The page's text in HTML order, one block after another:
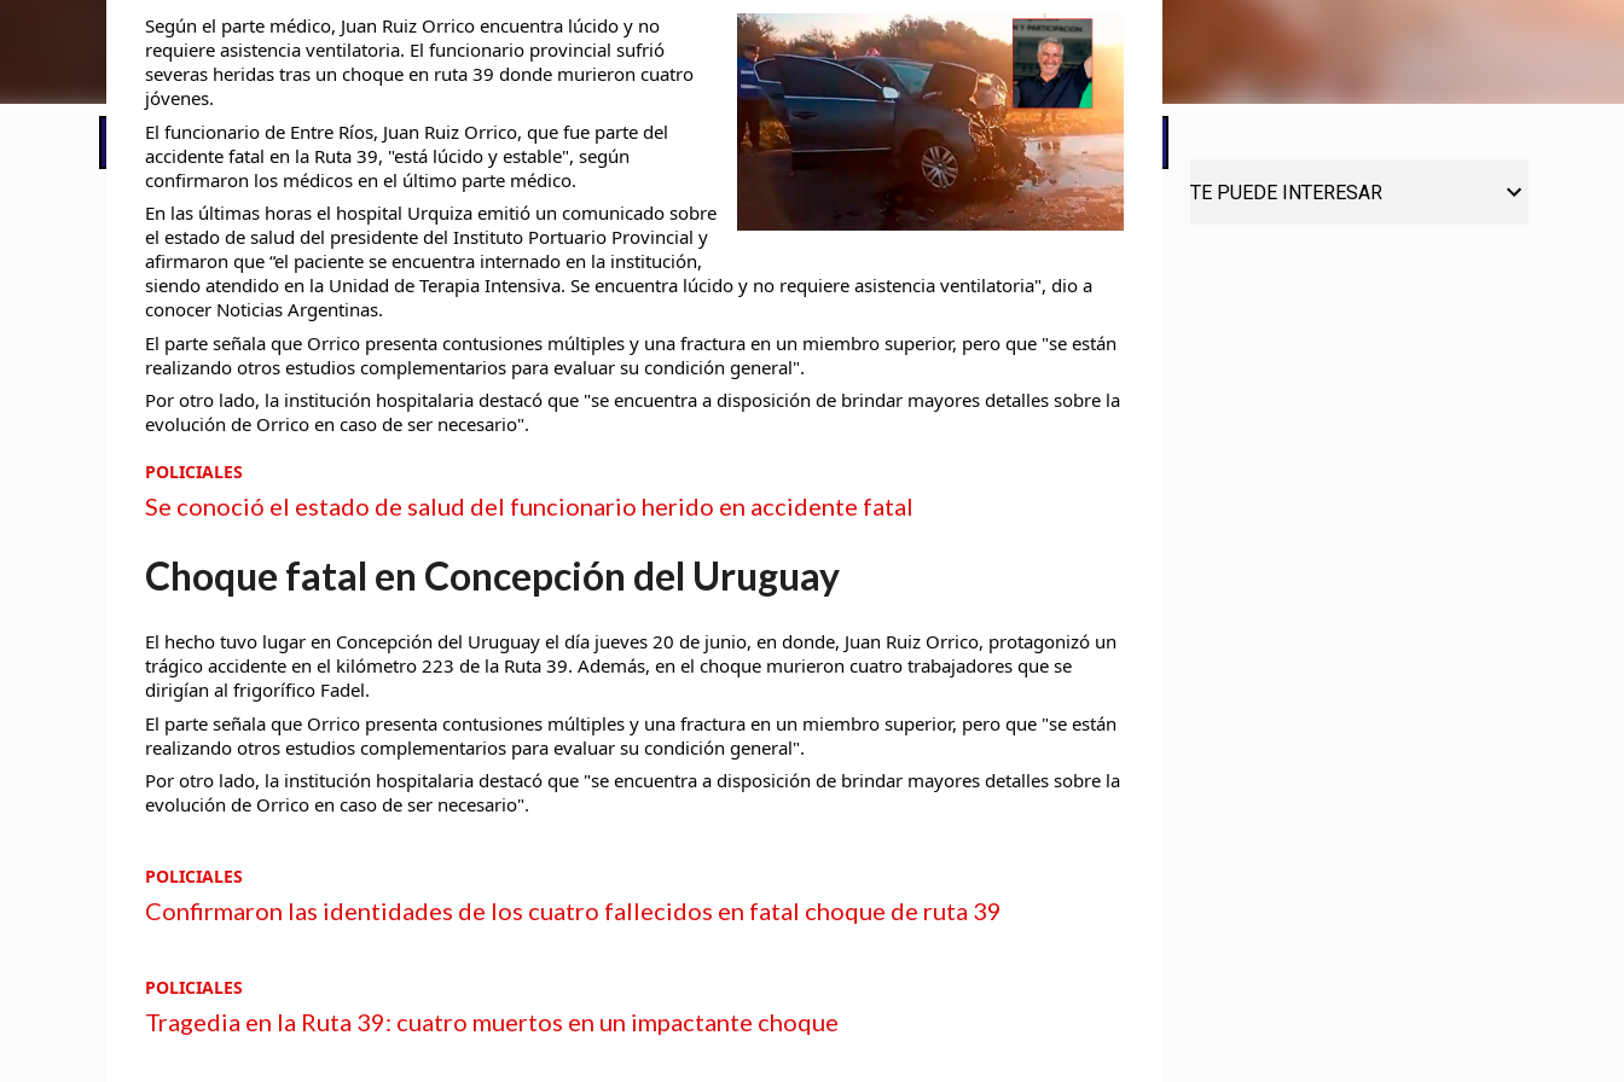
📢 LO ÚLTIMO El Gobierno postergó la reunión paritaria con estatales
Según el parte médico, Juan Ruiz Orrico encuentra lúcido y no
requiere asistencia ventilatoria. El funcionario provincial sufrió
severas heridas tras un choque en ruta 39 donde murieron cuatro
jóvenes.
El funcionario de Entre Ríos, Juan Ruiz Orrico, que fue parte del
accidente fatal en la Ruta 39, "está lúcido y estable", según
confirmaron los médicos en el último parte médico.
En las últimas horas el hospital Urquiza emitió un comunicado sobre
el estado de salud del presidente del Instituto Portuario Provincial y
afirmaron que “el paciente se encuentra internado en la institución,
siendo atendido en la Unidad de Terapia Intensiva. Se encuentra lúcido y no requiere asistencia ventilatoria", dio a
conocer Noticias Argentinas.
El parte señala que Orrico presenta contusiones múltiples y una fractura en un miembro superior, pero que "se están
realizando otros estudios complementarios para evaluar su condición general".
Por otro lado, la institución hospitalaria destacó que "se encuentra a disposición de brindar mayores detalles sobre la
evolución de Orrico en caso de ser necesario".
POLICIALES
Se conoció el estado de salud del funcionario herido en accidente fatal
Choque fatal en Concepción del Uruguay
El hecho tuvo lugar en Concepción del Uruguay el día jueves 20 de junio, en donde, Juan Ruiz Orrico, protagonizó un
trágico accidente en el kilómetro 223 de la Ruta 39. Además, en el choque murieron cuatro trabajadores que se
dirigían al frigorífico Fadel.
El parte señala que Orrico presenta contusiones múltiples y una fractura en un miembro superior, pero que "se están
realizando otros estudios complementarios para evaluar su condición general".
Por otro lado, la institución hospitalaria destacó que "se encuentra a disposición de brindar mayores detalles sobre la
evolución de Orrico en caso de ser necesario".
POLICIALES
Confirmaron las identidades de los cuatro fallecidos en fatal choque de ruta 39
POLICIALES
Tragedia en la Ruta 39: cuatro muertos en un impactante choque
TE PUEDE INTERESAR